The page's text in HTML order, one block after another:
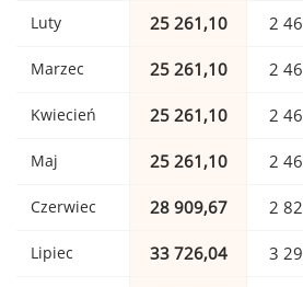
Luty 25 261,10 2
Marzec 25 261,10 2
Kwiecień 25 261,10 2
Maj 25 261,10 2
Czerwiec 28 909,67 2
Lipiec 33 726,04 3